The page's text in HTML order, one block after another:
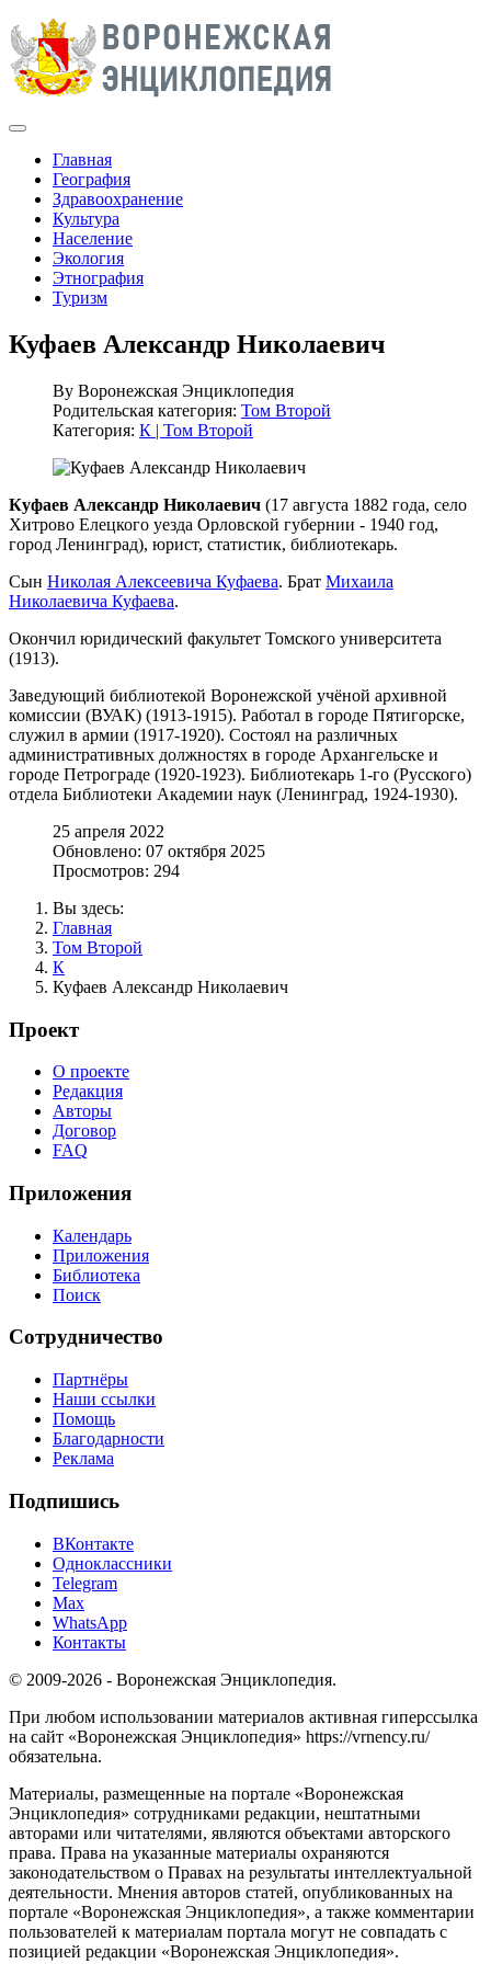
Главная
География
Здравоохранение
Культура
Население
Экология
Этнография
Туризм
Куфаев Александр Николаевич
By Воронежская Энциклопедия
Родительская категория: Том Второй
Категория: К | Том Второй
Куфаев Александр Николаевич (17 августа 1882 года, село
Хитрово Елецкого уезда Орловской губернии - 1940 год,
город Ленинград), юрист, статистик, библиотекарь.
Сын Николая Алексеевича Куфаева. Брат Михаила
Николаевича Куфаева.
Окончил юридический факультет Томского университета
(1913).
Заведующий библиотекой Воронежской учёной архивной
комиссии (ВУАК) (1913-1915). Работал в городе Пятигорске,
служил в армии (1917-1920). Состоял на различных
административных должностях в городе Архангельске и
городе Петрограде (1920-1923). Библиотекарь 1-го (Русского)
отдела Библиотеки Академии наук (Ленинград, 1924-1930).
25 апреля 2022
Обновлено: 07 октября 2025
Просмотров: 294
Вы здесь:
Главная
Том Второй
К
Куфаев Александр Николаевич
Проект
О проекте
Редакция
Авторы
Договор
FAQ
Приложения
Календарь
Приложения
Библиотека
Поиск
Сотрудничество
Партнёры
Наши ссылки
Помощь
Благодарности
Реклама
Подпишись
ВКонтакте
Одноклассники
Telegram
Max
WhatsApp
Контакты
© 2009-2026 - Воронежская Энциклопедия.
При любом использовании материалов активная гиперссылка
на сайт «Воронежская Энциклопедия» https://vrnency.ru/
обязательна.
Материалы, размещенные на портале «Воронежская
Энциклопедия» сотрудниками редакции, нештатными
авторами или читателями, являются объектами авторского
права. Права на указанные материалы охраняются
законодательством о Правах на результаты интеллектуальной
деятельности. Мнения авторов статей, опубликованных на
портале «Воронежская Энциклопедия», а также комментарии
пользователей к материалам портала могут не совпадать с
позицией редакции «Воронежская Энциклопедия».